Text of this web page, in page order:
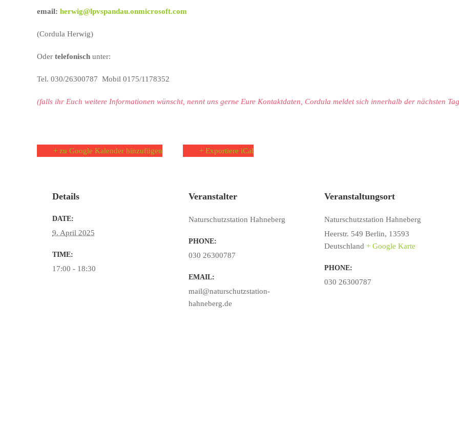
email: herwig@lpvspandau.onmicrosoft.com
(Cordula Herwig)
Oder telefonisch unter:
Tel. 030/26300787 Mobil 0175/1178352
(falls ihr Euch weitere Informationen wünscht, nennt uns gerne Eure Kontaktdaten, Cordula meldet sich innerhalb der nächsten
+ zu Google Kalender hinzufügen + Exportiere iCal
Details
DATE:
9. April 2025
TIME:
17:00 - 18:30
Veranstalter
Naturschutzstation Hahneberg
PHONE:
030 26300787
EMAIL:
mail@naturschutzstation-
hahneberg.de
Veranstaltungsort
Naturschutzstation Hahneberg
Heerstr. 549 Berlin, 13593
Deutschland + Google Karte
PHONE:
030 26300787